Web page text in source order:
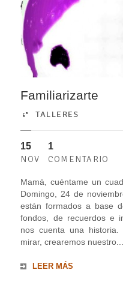
Familiarizarte
TALLERES
15
NOV
1
COMENTARIO
Mamá, cuéntame un
Domingo, 24 de
están formados a base
fondos, de recuerdos e
nos cuenta una
mirar, crearemos nuestro...
LEER MÁS